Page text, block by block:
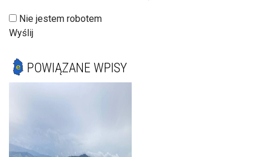
Nie jestem robotem
Wyślij
POWIĄZANE WPISY